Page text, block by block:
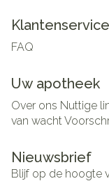
Klantenservice
FAQ
Uw apotheek
Over ons Nuttige
van wacht
Nieuwsbrief
Blijf op de hoogte